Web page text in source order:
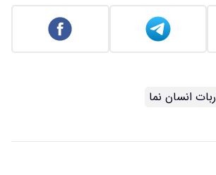
ربات انسان نما